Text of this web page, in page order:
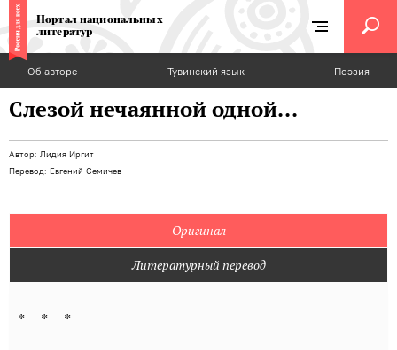
Портал национальных
литератур
Об авторе Тувинский язык Поэзия
Слезой нечаянной одной...
Автор: Лидия Иргит
Перевод: Евгений Семичев
Оригинал
Литературный перевод
* * *